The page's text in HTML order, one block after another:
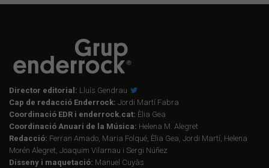
Director editorial: Lluís Gendrau
Cap de redacció Enderrock: Jordi Martí Fabra
Coordinació EDR i enderrock.cat: Èlia Gea
Coordinació Anuari de la Música: Helena M. Alegret
Redacció: Ferran Amado, Maria Folqué, Èlia Gea, Jordi Martí, Helena
Morén Alegret, Joaquim Vilarnau i Sergi Núñez
Disseny i maquetació: Manuel Cuyàs